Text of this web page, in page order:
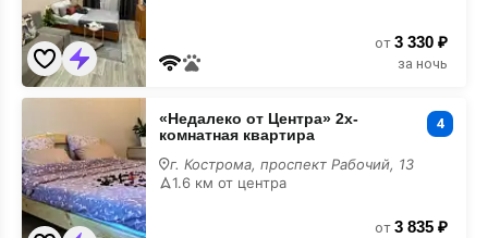
от 3 330 ₽
за ночь
«Недалеко
Центра»
2х-
комнатная
квартира
«Недалеко от Центра» 2х-
комнатная квартира
4
г. Кострома, проспект Рабочий, 13
1.6 км от центра
от 3 835 ₽